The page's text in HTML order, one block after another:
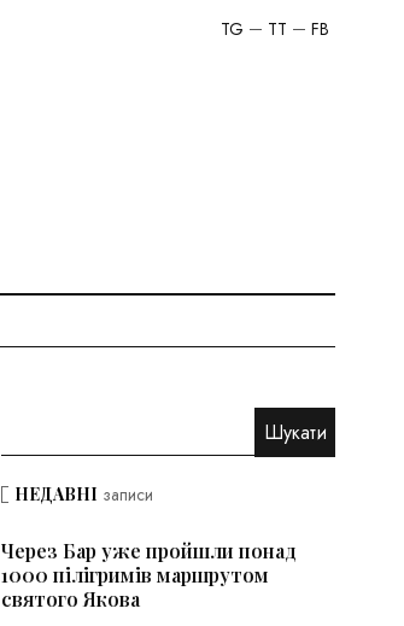
FB
TT
TG
НЕДАВНІ записи
Через Бар уже пройшли понад
1000 пілігримів маршрутом
святого Якова